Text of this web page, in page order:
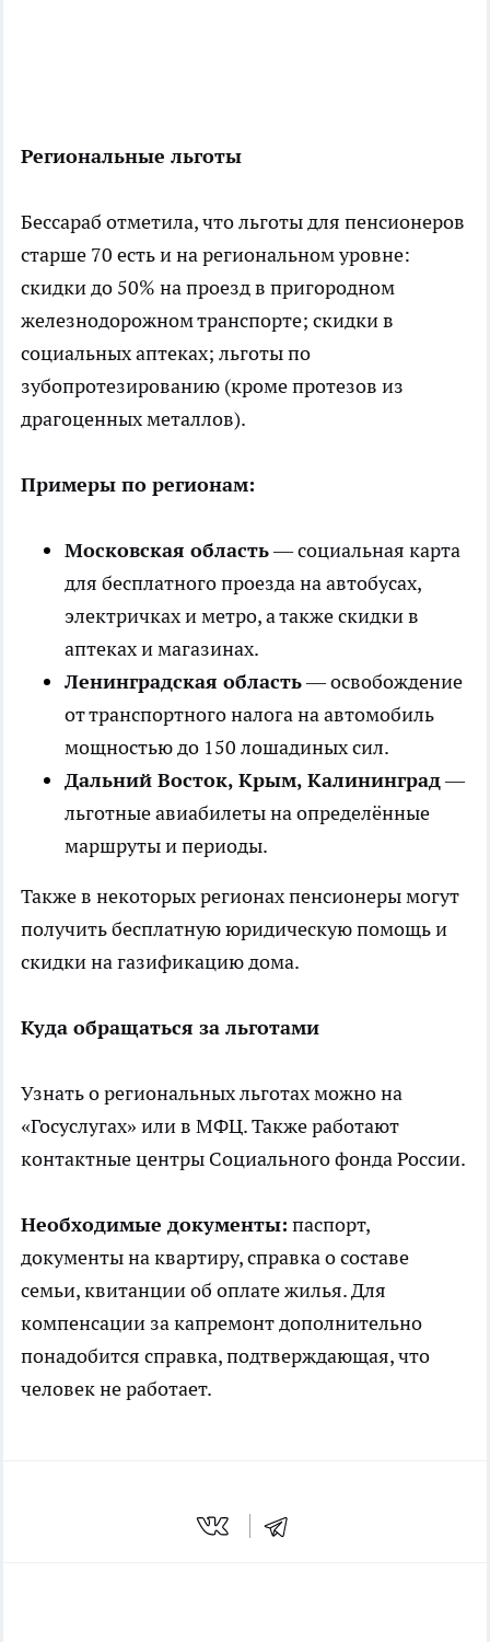
Региональные льготы
Бессараб отметила, что льготы для пенсионеров
старше 70 есть и на региональном уровне:
скидки до 50% на проезд в пригородном
железнодорожном транспорте; скидки в
социальных аптеках; льготы по
зубопротезированию (кроме протезов из
драгоценных металлов).
Примеры по регионам:
Московская область— социальная карта
для бесплатного проезда на автобусах,
электричках и метро, а также скидки в
аптеках и магазинах.
Ленинградская область— освобождение
от транспортного налога на автомобиль
мощностью до 150 лошадиных сил.
Дальний Восток, Крым, Калининград—
льготные авиабилеты на определённые
маршруты и периоды.
Также в некоторых регионах пенсионеры могут
получить бесплатную юридическую помощь и
скидки на газификацию дома.
Куда обращаться за льготами
Узнать о региональных льготах можно на
«Госуслугах» или в МФЦ. Также работают
контактные центры Социального фонда России.
Необходимые документы: паспорт,
документы на квартиру, справка о составе
семьи, квитанции об оплате жилья. Для
компенсации за капремонт дополнительно
понадобится справка, подтверждающая, что
человек не работает.